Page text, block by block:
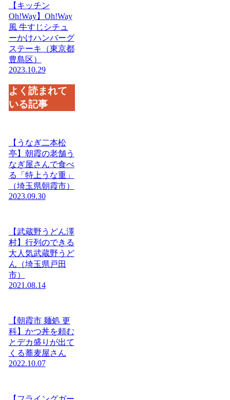
【キッチン
Oh!Way】Oh!Way
風 牛すじシチュ
ーかけハンバーグ
ステーキ（東京都
豊島区）
2023.10.29
よく読まれて
いる記事
【うなぎ二本松
亭】朝霞の老舗う
なぎ屋さんで食べ
る「特上うな重」
（埼玉県朝霞市）
2023.09.30
【武蔵野うどん澤
村】行列のできる
大人気武蔵野うど
ん（埼玉県戸田
市）
2021.08.14
【朝霞市 麺処 更
科】かつ丼を頼む
とデカ盛りが出て
くる蕎麦屋さん
2022.10.07